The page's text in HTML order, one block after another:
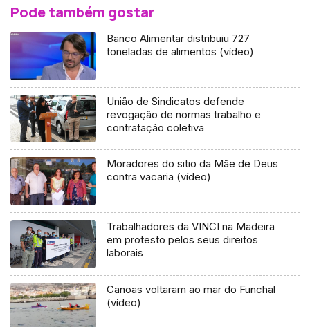
Pode também gostar
Banco Alimentar distribuiu 727
toneladas de alimentos (vídeo)
União de Sindicatos defende
revogação de normas trabalho e
contratação coletiva
Moradores do sitio da Mãe de Deus
contra vacaria (vídeo)
Trabalhadores da VINCI na Madeira
em protesto pelos seus direitos
laborais
Canoas voltaram ao mar do Funchal
(vídeo)